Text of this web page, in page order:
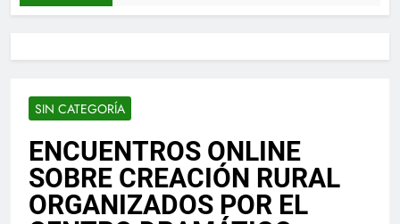
SIN CATEGORÍA
ENCUENTROS ONLINE
SOBRE CREACIÓN RURAL
ORGANIZADOS POR EL